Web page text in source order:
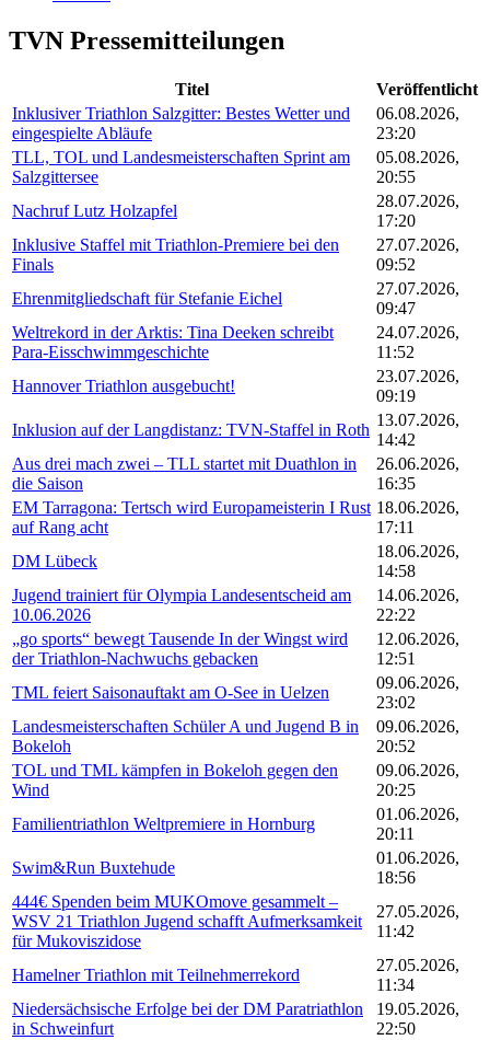
TVN Pressemitteilungen
Titel
Veröffentlicht
Inklusiver Triathlon Salzgitter: Bestes Wetter und
eingespielte Abläufe
06.08.2026,
23:20
TLL, TOL und Landesmeisterschaften Sprint am
Salzgittersee
05.08.2026,
20:55
Nachruf Lutz Holzapfel
28.07.2026,
17:20
Inklusive Staffel mit Triathlon-Premiere bei den
Finals
27.07.2026,
09:52
Ehrenmitgliedschaft für Stefanie Eichel
27.07.2026,
09:47
Weltrekord in der Arktis: Tina Deeken schreibt
Para-Eisschwimmgeschichte
24.07.2026,
11:52
Hannover Triathlon ausgebucht!
23.07.2026,
09:19
Inklusion auf der Langdistanz: TVN-Staffel in Roth
13.07.2026,
14:42
Aus drei mach zwei – TLL startet mit Duathlon in
die Saison
26.06.2026,
16:35
EM Tarragona: Tertsch wird Europameisterin I Rust
auf Rang acht
18.06.2026,
17:11
DM Lübeck
18.06.2026,
14:58
Jugend trainiert für Olympia Landesentscheid am
10.06.2026
14.06.2026,
22:22
„go sports“ bewegt Tausende In der Wingst wird
der Triathlon-Nachwuchs gebacken
12.06.2026,
12:51
TML feiert Saisonauftakt am O-See in Uelzen
09.06.2026,
23:02
Landesmeisterschaften Schüler A und Jugend B in
Bokeloh
09.06.2026,
20:52
TOL und TML kämpfen in Bokeloh gegen den
Wind
09.06.2026,
20:25
Familientriathlon Weltpremiere in Hornburg
01.06.2026,
20:11
Swim&Run Buxtehude
01.06.2026,
18:56
444€ Spenden beim MUKOmove gesammelt –
WSV 21 Triathlon Jugend schafft Aufmerksamkeit
für Mukoviszidose
27.05.2026,
11:42
Hamelner Triathlon mit Teilnehmerrekord
27.05.2026,
11:34
Niedersächsische Erfolge bei der DM Paratriathlon
in Schweinfurt
19.05.2026,
22:50